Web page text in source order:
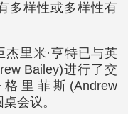
多样性或多样性有
里米·亨特已与英
Bailey)进行了交
里菲斯(Andrew
会议。